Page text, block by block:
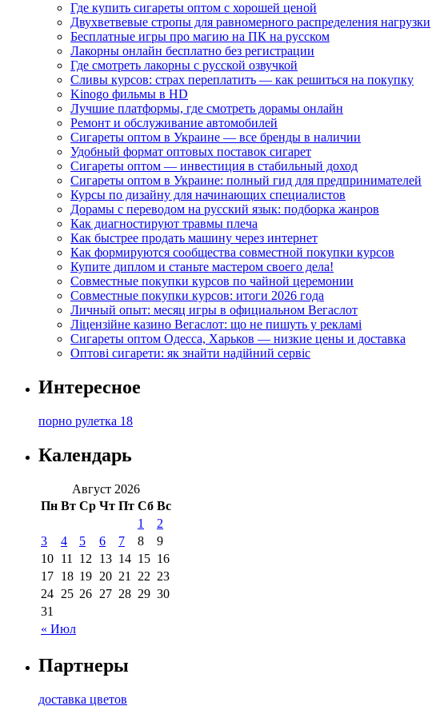
Где купить сигареты оптом с хорошей ценой
Двухветвевые стропы для равномерного распределения нагрузки
Бесплатные игры про магию на ПК на русском
Лакорны онлайн бесплатно без регистрации
Где смотреть лакорны с русской озвучкой
Сливы курсов: страх переплатить — как решиться на покупку
Kinogo фильмы в HD
Лучшие платформы, где смотреть дорамы онлайн
Ремонт и обслуживание автомобилей
Сигареты оптом в Украине — все бренды в наличии
Удобный формат оптовых поставок сигарет
Сигареты оптом — инвестиция в стабильный доход
Сигареты оптом в Украине: полный гид для предпринимателей
Курсы по дизайну для начинающих специалистов
Дорамы с переводом на русский язык: подборка жанров
Как диагностируют травмы плеча
Как быстрее продать машину через интернет
Как формируются сообщества совместной покупки курсов
Купите диплом и станьте мастером своего дела!
Совместные покупки курсов по чайной церемонии
Совместные покупки курсов: итоги 2026 года
Личный опыт: месяц игры в официальном Вегаслот
Ліцензійне казино Вегаслот: що не пишуть у рекламі
Сигареты оптом Одесса, Харьков — низкие цены и доставка
Оптові сигарети: як знайти надійний сервіс
Интересное
порно рулетка 18
Календарь
Август 2026
Пн Вт Ср Чт Пт Сб Вс
« Июл
1
2
3
4 5 6 7 8
9
10 11 12 13 14 15 16
17 18 19 20 21 22 23
24 25 26 27 28 29 30
31
Партнеры
доставка цветов